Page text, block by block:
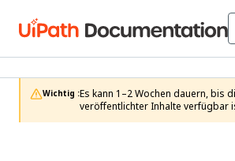
Wichtig :Es kann 1–2 Wochen dauern, bis
veröffentlichter Inhalte verfügbar